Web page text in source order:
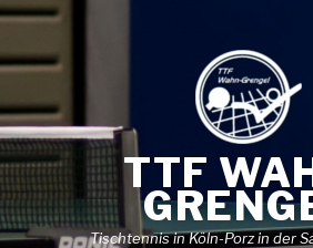
Skip
content
TTF
Tischtennis in Köln-Porz in der